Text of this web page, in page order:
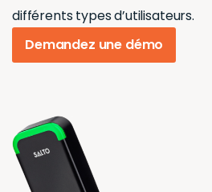
différents types d’utilisateurs.
Demandez une démo